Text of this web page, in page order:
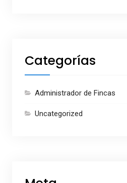
Categorías
Administrador de Fincas
Uncategorized